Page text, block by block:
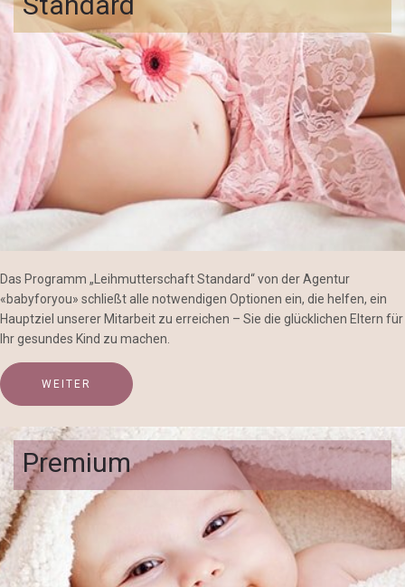
Das Programm „Leihmutterschaft Standard“ von der Agentur
«babyforyou» schließt alle notwendigen Optionen ein, die helfen, ein
Hauptziel unserer Mitarbeit zu erreichen – Sie die glücklichen Eltern für
Ihr gesundes Kind zu machen.
WEITER
Premium